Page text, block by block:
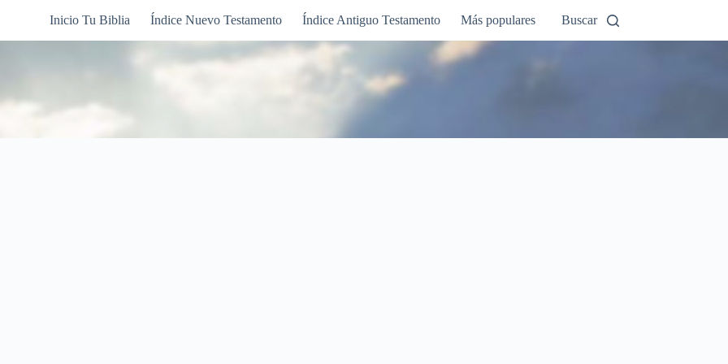
Inicio Tu Biblia Índice Nuevo Testamento Índice Antiguo Testamento Más populares Buscar